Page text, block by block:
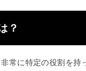
？
常に特定の役割を